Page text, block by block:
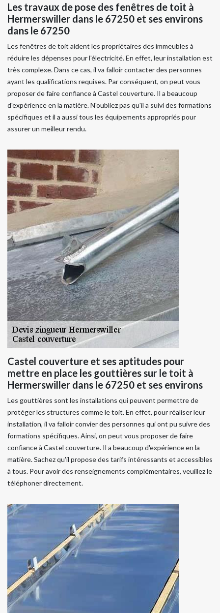
Les travaux de pose des fenêtres de toit à
Hermerswiller dans le 67250 et ses environs
dans le 67250
Les fenêtres de toit aident les propriétaires des immeubles à
réduire les dépenses pour l'électricité. En effet, leur installation est
très complexe. Dans ce cas, il va falloir contacter des personnes
ayant les qualifications requises. Par conséquent, on peut vous
proposer de faire confiance à Castel couverture. Il a beaucoup
d'expérience en la matière. N'oubliez pas qu'il a suivi des formations
spécifiques et il a aussi tous les équipements appropriés pour
assurer un meilleur rendu.
Castel couverture et ses aptitudes pour
mettre en place les gouttières sur le toit à
Hermerswiller dans le 67250 et ses environs
Les gouttières sont les installations qui peuvent permettre de
protéger les structures comme le toit. En effet, pour réaliser leur
installation, il va falloir convier des personnes qui ont pu suivre des
formations spécifiques. Ainsi, on peut vous proposer de faire
confiance à Castel couverture. Il a beaucoup d'expérience en la
matière. Sachez qu'il propose des tarifs intéressants et accessibles
à tous. Pour avoir des renseignements complémentaires, veuillez le
téléphoner directement.